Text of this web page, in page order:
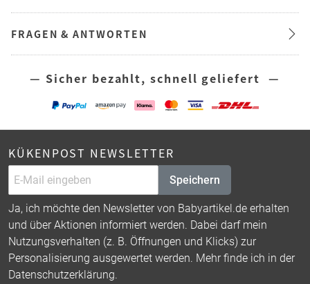
FRAGEN & ANTWORTEN
— Sicher bezahlt, schnell geliefert —
KÜKENPOST NEWSLETTER
Speichern
Ja, ich möchte den Newsletter von Babyartikel.de erhalten
und über Aktionen informiert werden. Dabei darf mein
Nutzungsverhalten (z. B. Öffnungen und Klicks) zur
Personalisierung ausgewertet werden. Mehr finde ich in der
Datenschutzerklärung.